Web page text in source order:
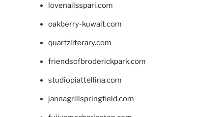
lovenailsspari.com
oakberry-kuwait.com
quartzliterary.com
friendsofbroderickpark.com
studiopiattellina.com
jannagrillspringfield.com